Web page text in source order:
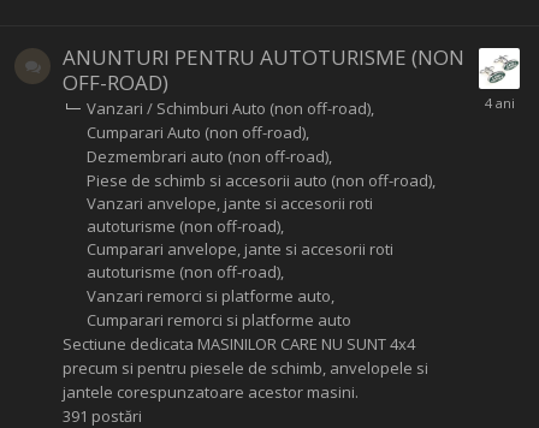
ANUNTURI PENTRU AUTOTURISME (NON
OFF-ROAD)
Vanzari / Schimburi Auto (non off-road)
Cumparari Auto (non off-road)
Dezmembrari auto (non off-road)
Piese de schimb si accesorii auto (non off-road)
Vanzari anvelope, jante si accesorii roti
autoturisme (non off-road)
Cumparari anvelope, jante si accesorii roti
autoturisme (non off-road)
Vanzari remorci si platforme auto
Cumparari remorci si platforme auto
Sectiune dedicata MASINILOR CARE NU SUNT 4x4
precum si pentru piesele de schimb, anvelopele si
jantele corespunzatoare acestor masini.
391 postări